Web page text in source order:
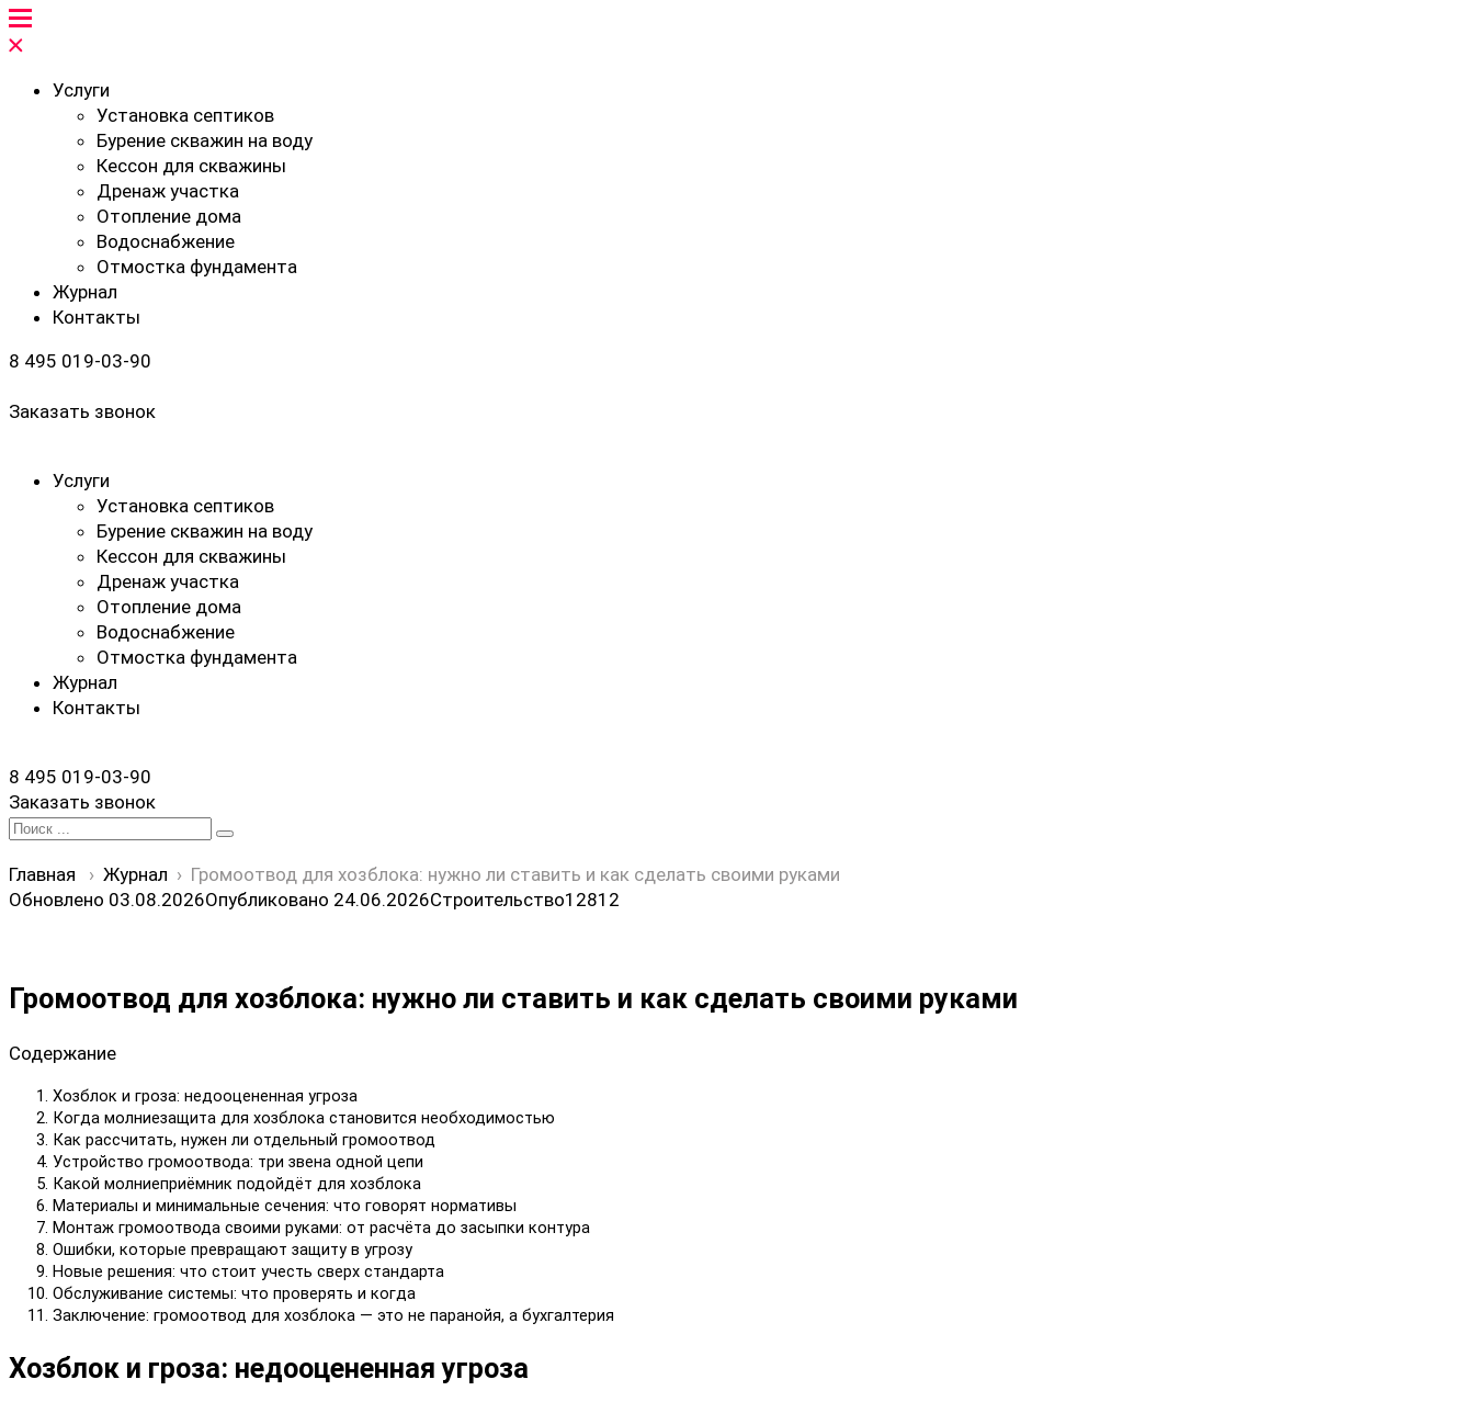
Услуги
Установка септиков
Бурение скважин на воду
Кессон для скважины
Дренаж участка
Отопление дома
Водоснабжение
Отмостка фундамента
Журнал
Контакты
8 495 019-03-90
Заказать звонок
Услуги
Установка септиков
Бурение скважин на воду
Кессон для скважины
Дренаж участка
Отопление дома
Водоснабжение
Отмостка фундамента
Журнал
Контакты
8 495 019-03-90
Заказать звонок
Search
Главная
› Журнал › Громоотвод для хозблока: нужно ли ставить и как сделать своими руками
Обновлено 03.08.2026Опубликовано 24.06.2026Строительство12812
Громоотвод для хозблока: нужно ли ставить и как сделать своими руками
Содержание
Хозблок и гроза: недооцененная угроза
Когда молниезащита для хозблока становится необходимостью
Как рассчитать, нужен ли отдельный громоотвод
Устройство громоотвода: три звена одной цепи
Какой молниеприёмник подойдёт для хозблока
Материалы и минимальные сечения: что говорят нормативы
Монтаж громоотвода своими руками: от расчёта до засыпки контура
Ошибки, которые превращают защиту в угрозу
Новые решения: что стоит учесть сверх стандарта
Обслуживание системы: что проверять и когда
Заключение: громоотвод для хозблока — это не паранойя, а бухгалтерия
Хозблок и гроза: недооцененная угроза